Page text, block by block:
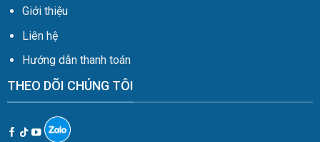
Giới thiệu
Liên hệ
Hướng dẫn thanh toán
THEO DÕI CHÚNG TÔI